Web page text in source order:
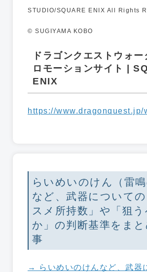
STUDIO/SQUARE ENIX All Rights
© SUGIYAMA KOBO
ドラゴンクエストウォ
ロモーションサイト |
ENIX
https://www.dragonquest.jp/
らいめいのけん（雷鳴
など、武器について
スメ所持数」や「狙う
か」の判断基準をま
事
→ らいめいのけんなど、武器